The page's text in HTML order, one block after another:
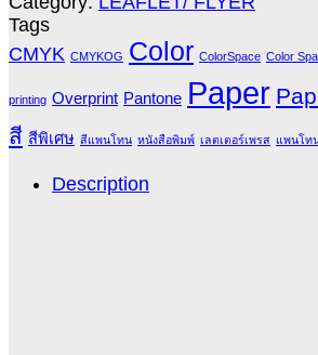
Tags
CMYK CMYKOG Color ColorSpace Color
printing Overprint Pantone Paper
สี สีพิเศษ สีแพนโทน หนังสือพิมพ์ เลตเตอร์เพรส แพนโท
Description